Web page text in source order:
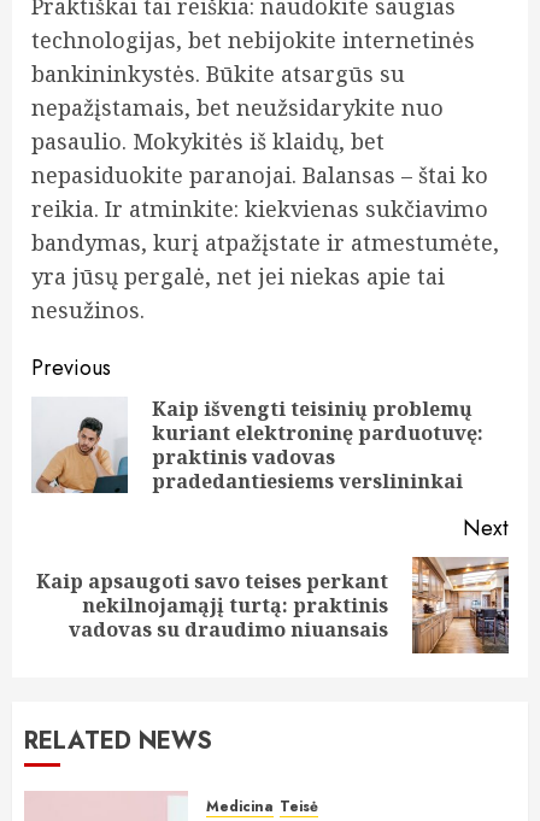
Praktiškai tai reiškia: naudokite saugias
technologijas, bet nebijokite internetinės
bankininkystės. Būkite atsargūs su
nepažįstamais, bet neužsidarykite nuo
pasaulio. Mokykitės iš klaidų, bet
nepasiduokite paranojai. Balansas – štai ko
reikia. Ir atminkite: kiekvienas sukčiavimo
bandymas, kurį atpažįstate ir atmestumėte,
yra jūsų pergalė, net jei niekas apie tai
nesužinos.
Post
navigation
Previous
Kaip išvengti teisinių problemų
kuriant elektroninę parduotuvę:
praktinis vadovas
pradedantiesiems verslininkai
Next
Next
post:
Kaip apsaugoti savo teises perkant
nekilnojamąjį turtą: praktinis
vadovas su draudimo niuansais
RELATED NEWS
Medicina Teisė